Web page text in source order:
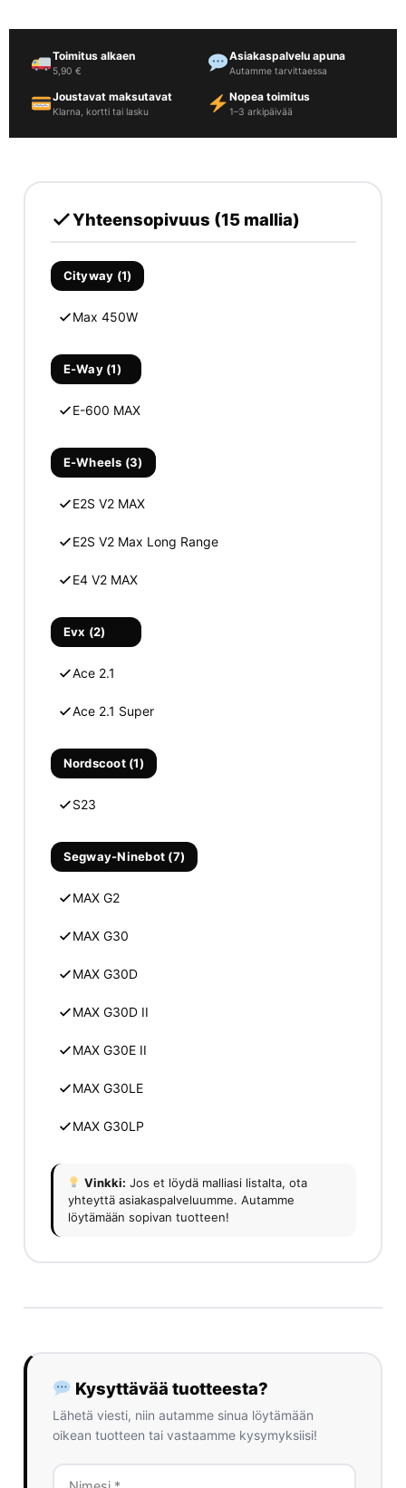
Toimitus alkaen
5,90 €
Asiakaspalvelu apuna
Autamme tarvittaessa
Joustavat maksutavat
Klarna, kortti tai lasku
Nopea toimitus
1–3 arkipäivää
Yhteensopivuus (15 mallia)
Cityway (1)
Max 450W
E-Way (1)
E-600 MAX
E-Wheels (3)
E2S V2 MAX
E2S V2 Max Long Range
E4 V2 MAX
Evx (2)
Ace 2.1
Ace 2.1 Super
Nordscoot (1)
S23
Segway-Ninebot (7)
MAX G2
MAX G30
MAX G30D
MAX G30D II
MAX G30E II
MAX G30LE
MAX G30LP
Vinkki: Jos et löydä malliasi listalta, ota
yhteyttä asiakaspalveluumme. Autamme
löytämään sopivan tuotteen!
Kysyttävää tuotteesta?
Lähetä viesti, niin autamme sinua löytämään
oikean tuotteen tai vastaamme kysymyksiisi!